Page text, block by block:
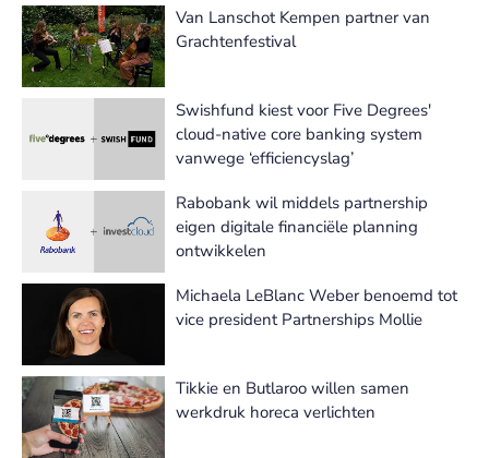
Van Lanschot Kempen partner van
Grachtenfestival
Swishfund kiest voor Five Degrees'
cloud-native core banking system
vanwege ‘efficiencyslag’
Rabobank wil middels partnership
eigen digitale financiële planning
ontwikkelen
Michaela LeBlanc Weber benoemd tot
vice president Partnerships Mollie
Tikkie en Butlaroo willen samen
werkdruk horeca verlichten